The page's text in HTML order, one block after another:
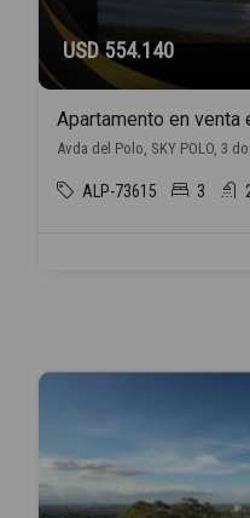
USD 554.140
Apartamento en venta
Avda del Polo, SKY POLO, 3
ALP-73615 3